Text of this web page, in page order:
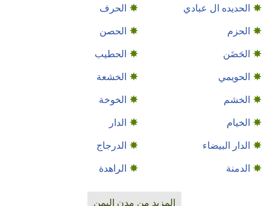
الحديده ال عبادي
الحرف
الحزم
الحصن
الحَضَن
الحطيب
الحويمي
الخشعة
الخشم
الخوخة
الخيام
الدار
الدار البيضاء
الدرجاج
الدمنة
الراهدة
المزيد من مدن اليمن